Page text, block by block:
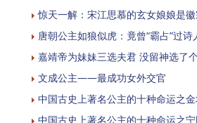
惊天一解：宋江思慕的玄女娘娘是
唐朝公主如狼似虎：竟曾“霸占”过诗
嘉靖帝为妹妹三选夫君 没留神选了
文成公主——最成功女外交官
中国古史上著名公主的十种命运之
中国古史上著名公主的十种命运之